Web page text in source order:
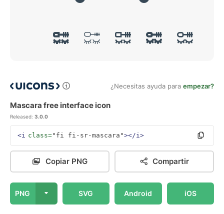
¿Necesitas ayuda para empezar?
Mascara free interface icon
Released: 3.0.0
<i class="fi fi-sr-mascara"></i>
Copiar PNG Compartir
PNG SVG Android iOS